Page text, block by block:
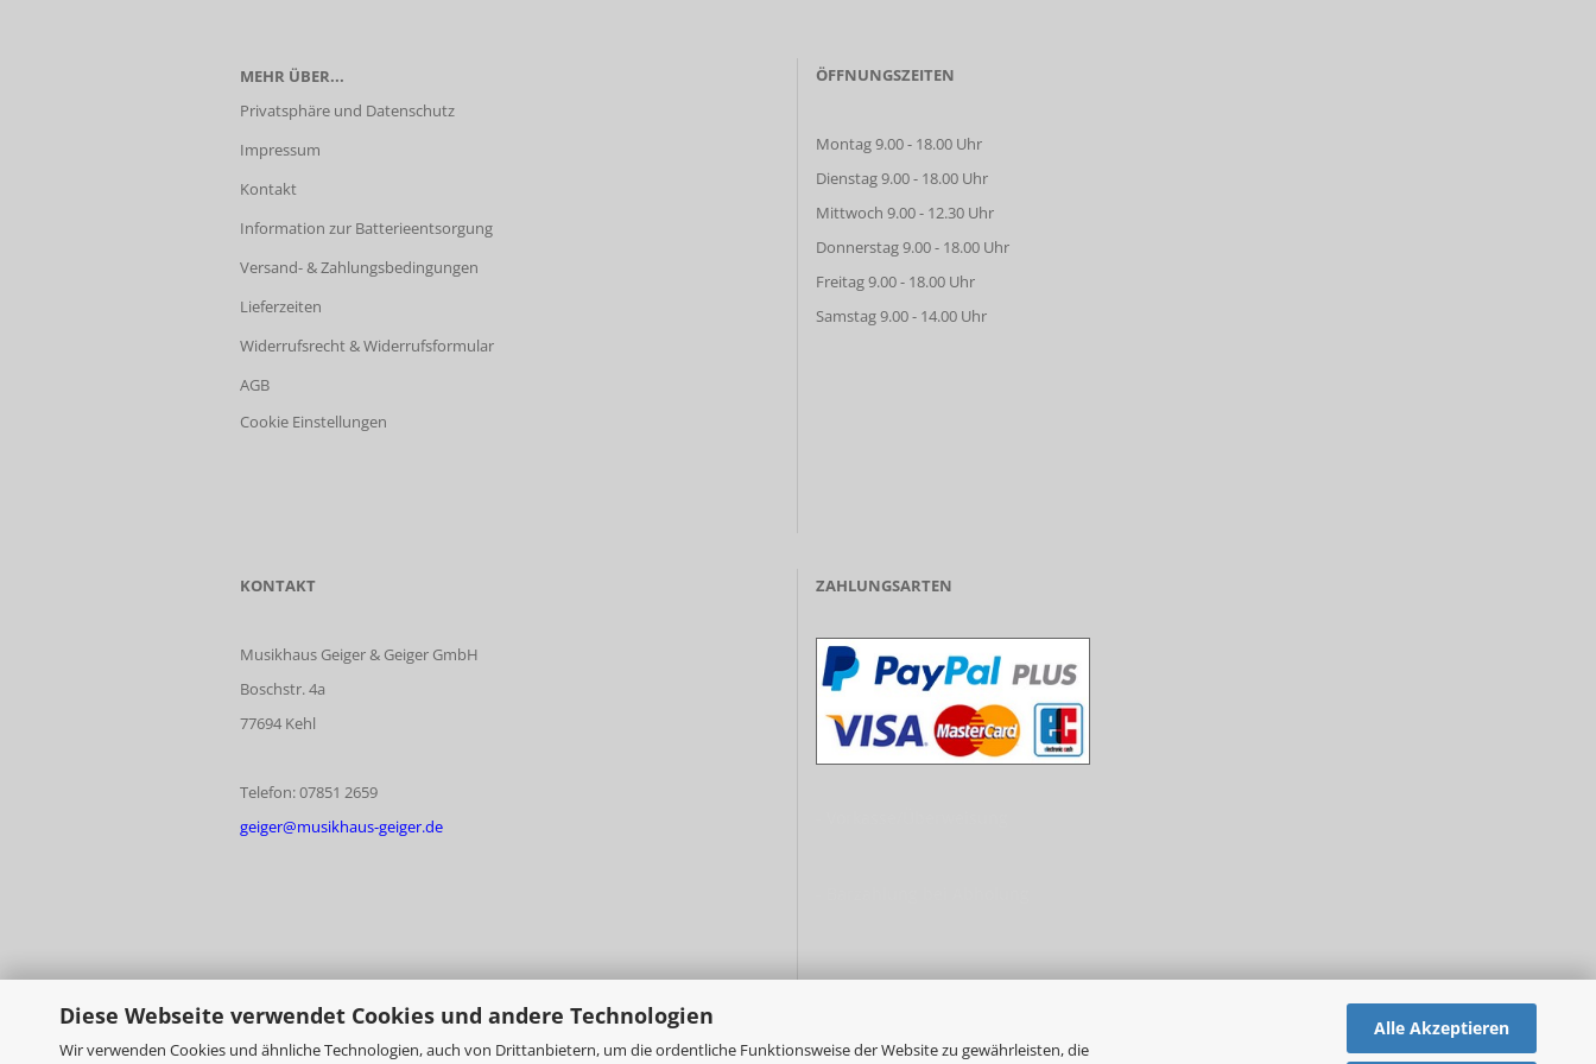
Diese Webseite verwendet Cookies und andere Technologien
Wir verwenden Cookies und ähnliche Technologien, auch von Drittanbietern, um die ordentliche Funktionsweise der Website zu gewährleisten, die
Alle Akzeptieren
MEHR ÜBER...
Privatsphäre und Datenschutz
Impressum
Kontakt
Information zur Batterieentsorgung
Versand- & Zahlungsbedingungen
Lieferzeiten
Widerrufsrecht & Widerrufsformular
AGB
Cookie Einstellungen
ÖFFNUNGSZEITEN
Montag 9.00 - 18.00 Uhr
Dienstag 9.00 - 18.00 Uhr
Mittwoch 9.00 - 12.30 Uhr
Donnerstag 9.00 - 18.00 Uhr
Freitag 9.00 - 18.00 Uhr
Samstag 9.00 - 14.00 Uhr
KONTAKT
Musikhaus Geiger & Geiger GmbH
Boschstr. 4a
77694 Kehl
Telefon: 07851 2659
geiger@musikhaus-geiger.de
ZAHLUNGSARTEN